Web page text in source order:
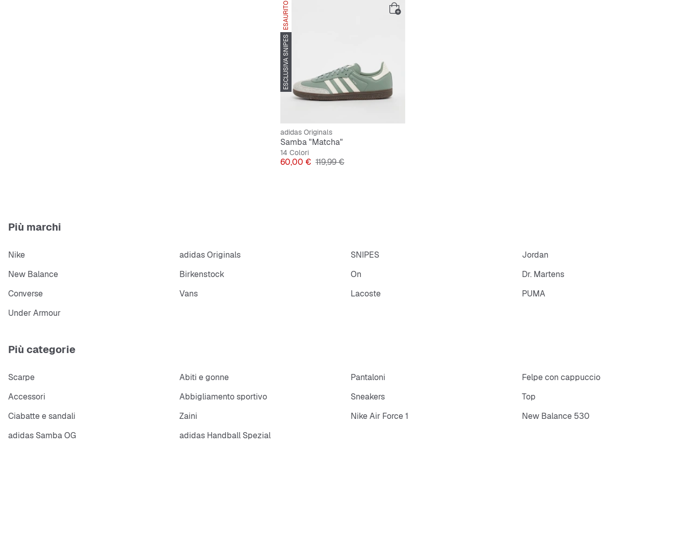
ESAURITO
ESCLUSIVA SNIPES
adidas Originals
Samba "Matcha"
14 Colori
Prezzo
60,00 € Prezzo originale
119,99 €
Più marchi
Nike adidas Originals SNIPES
Jordan
New Balance
Birkenstock On
Dr. Martens
Converse
Vans Lacoste
PUMA
Under Armour
Più categorie
Scarpe Abiti e gonne Pantaloni
Felpe con cappuccio
Accessori
Abbigliamento sportivo Sneakers
Top
Ciabatte e sandali
Zaini Nike Air Force 1
New Balance 530
adidas Samba OG
adidas Handball Spezial